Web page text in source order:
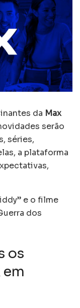
da Max
serão
séries,
a plataforma
e o filme
dos
os